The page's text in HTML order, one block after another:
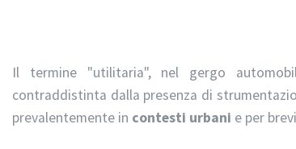
Il termine "utilitaria", nel gergo
contraddistinta dalla presenza di
prevalentemente in contesti urbani e per